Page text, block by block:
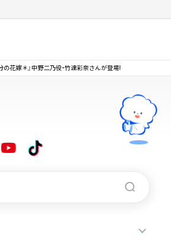
の花嫁＊』中野二乃役・竹達彩奈さんが登場!